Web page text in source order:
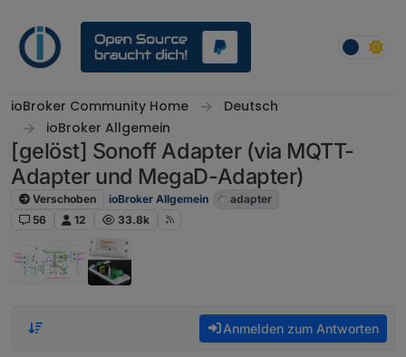
ioBroker Community Home
Deutsch
ioBroker Allgemein
[gelöst] Sonoff Adapter (via MQTT-
Adapter und MegaD-Adapter)
Verschoben ioBroker Allgemein
adapter
56
12 33.8k
Anmelden zum Antworten